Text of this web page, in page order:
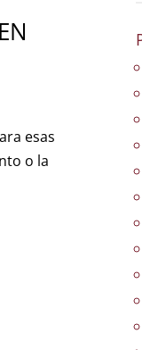
esas
o la